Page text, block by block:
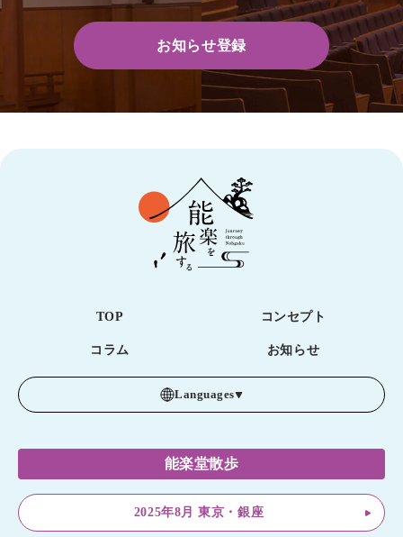
TOP コンセプト
コラム お知らせ
Languages
能楽堂散歩
2025年8月 東京・銀座